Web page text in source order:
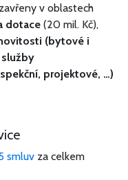
v oblastech
dotace (20 mil. Kč),
(bytové i
projektové, …)
smluv za celkem